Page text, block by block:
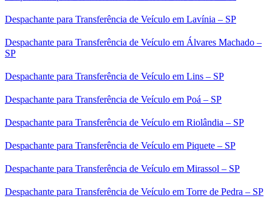
Despachante para Transferência de Veículo em Lavínia – SP
Despachante para Transferência de Veículo em Álvares Machado –
SP
Despachante para Transferência de Veículo em Lins – SP
Despachante para Transferência de Veículo em Poá – SP
Despachante para Transferência de Veículo em Riolândia – SP
Despachante para Transferência de Veículo em Piquete – SP
Despachante para Transferência de Veículo em Mirassol – SP
Despachante para Transferência de Veículo em Torre de Pedra – SP